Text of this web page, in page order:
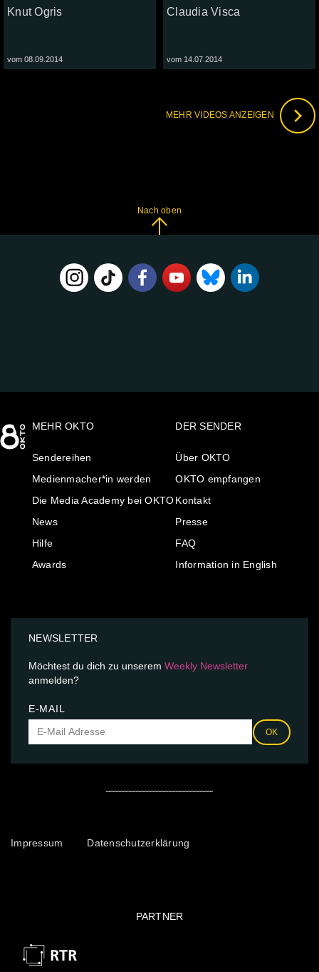
Knut Ogris
vom 08.09.2014
Claudia Visca
vom 14.07.2014
MEHR VIDEOS ANZEIGEN
Nach oben
MEHR OKTO
Sendereihen
Medienmacher*in werden
Die Media Academy bei OKTO
News
Hilfe
Awards
DER SENDER
Über OKTO
OKTO empfangen
Kontakt
Presse
FAQ
Information in English
NEWSLETTER
Möchtest du dich zu unserem Weekly Newsletter
anmelden?
E-MAIL
OK
Impressum Datenschutzerklärung
PARTNER